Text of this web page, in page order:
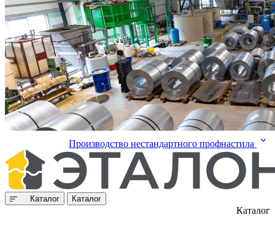
Производство нестандартного профнастила
Каталог Каталог
Каталог